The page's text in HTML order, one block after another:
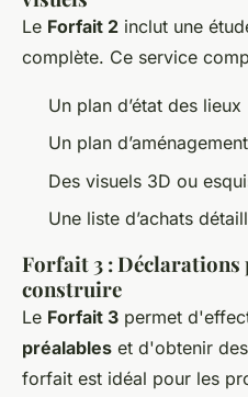
Le Forfait 2 inclut une
complète. Ce service
Un plan d’état des lieux
Un plan d’aménagement
Des visuels 3D ou
Une liste d’achats
Forfait 3 : Déclarations
construire
Le Forfait 3 permet
préalables et d'obtenir des
forfait est idéal pour les